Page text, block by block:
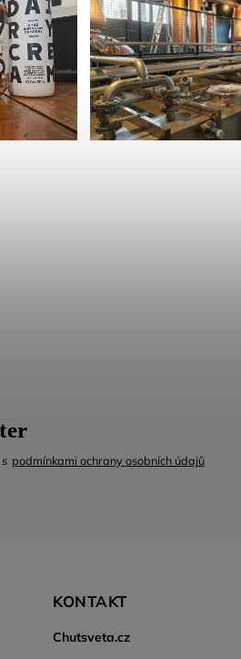
KONTAKT
Chutsveta.cz
podmínkami ochrany osobních údajů